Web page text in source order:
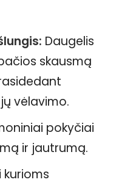
Daugelis
skausmą
vėlavimo.
pokyčiai
ir jautrumą.
kurioms